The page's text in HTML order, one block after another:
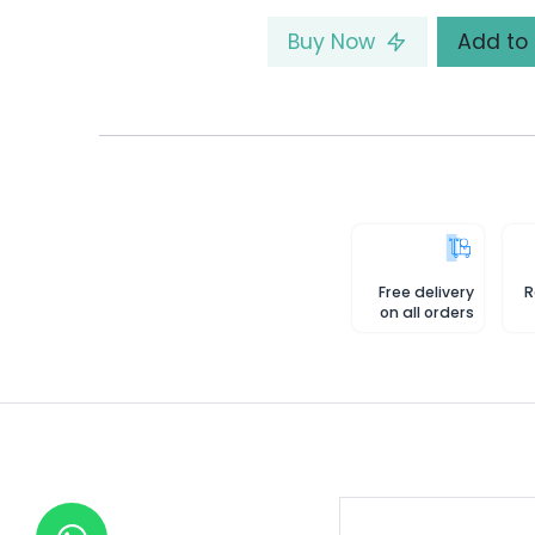
Buy Now
Free delivery
on all orders